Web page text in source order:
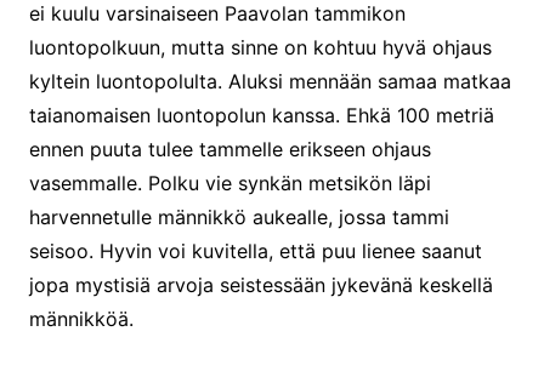
ei kuulu varsinaiseen Paavolan tammikon
luontopolkuun, mutta sinne on kohtuu hyvä ohjaus
kyltein luontopolulta. Aluksi mennään samaa matkaa
taianomaisen luontopolun kanssa. Ehkä 100 metriä
ennen puuta tulee tammelle erikseen ohjaus
vasemmalle. Polku vie synkän metsikön läpi
harvennetulle männikkö aukealle, jossa tammi
seisoo. Hyvin voi kuvitella, että puu lienee saanut
jopa mystisiä arvoja seistessään jykevänä keskellä
männikköä.